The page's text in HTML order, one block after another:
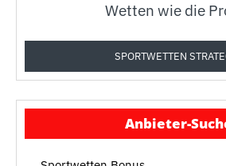
Wetten wie die
SPORTWETTEN
Anbieter-